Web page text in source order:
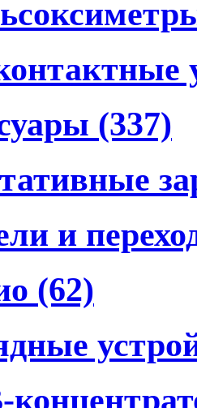
(337)
и
(62)